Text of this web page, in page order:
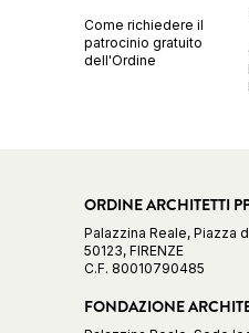
Come richiedere il
patrocinio gratuito
dell'Ordine
ORDINE ARCHITETTI
Palazzina Reale, Piazza
50123, FIRENZE
C.F. 80010790485
FONDAZIONE